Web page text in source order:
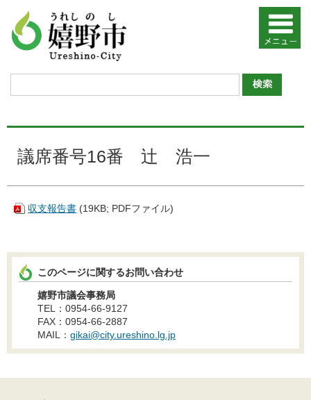
議席番号16番 辻󠄀 浩一
収支報告書 (19KB; PDFファイル)
このページに関するお問い合わせ
嬉野市議会事務局
TEL：0954-66-9127
FAX：0954-66-2887
MAIL： gikai@city.ureshino.lg.jp